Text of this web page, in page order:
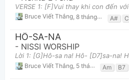
Bruce Viết Thắng 8 tháng 06, 2022 lúc 10:33pm A# C
HÔ-SA-NA
- NISSI WORSHIP
Bruce Viết Thắng 5 tháng 08, 2024 lúc 11:31pm Am B7